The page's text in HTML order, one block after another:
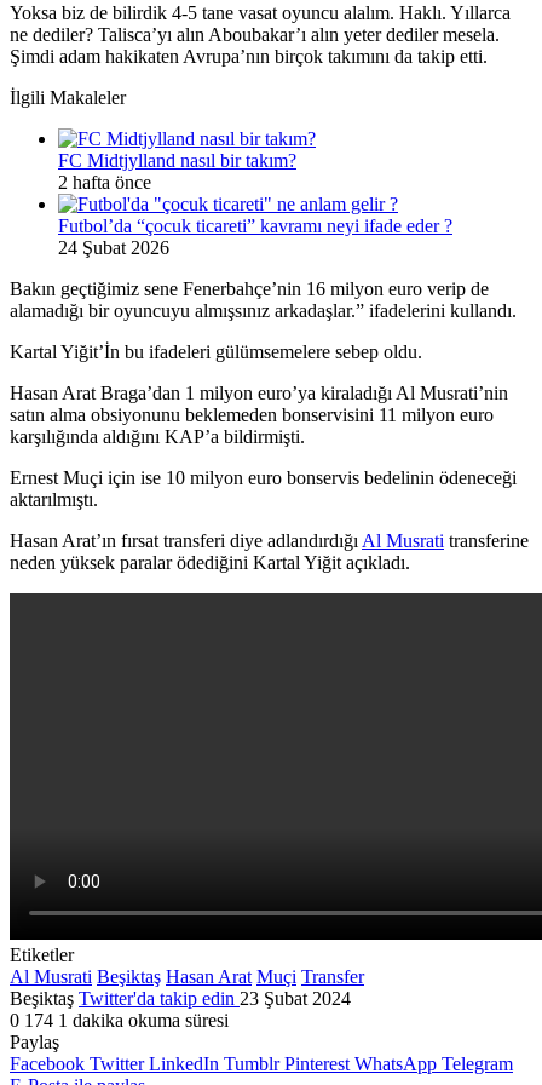
Yoksa biz de bilirdik 4-5 tane vasat oyuncu alalım. Haklı. Yıllarca
ne dediler? Talisca’yı alın Aboubakar’ı alın yeter dediler mesela.
Şimdi adam hakikaten Avrupa’nın birçok takımını da takip etti.
İlgili Makaleler
FC Midtjylland nasıl bir takım?
2 hafta önce
Futbol’da “çocuk ticareti” kavramı neyi ifade eder ?
24 Şubat 2026
Bakın geçtiğimiz sene Fenerbahçe’nin 16 milyon euro verip de
alamadığı bir oyuncuyu almışsınız arkadaşlar.” ifadelerini kullandı.
Kartal Yiğit’İn bu ifadeleri gülümsemelere sebep oldu.
Hasan Arat Braga’dan 1 milyon euro’ya kiraladığı Al Musrati’nin
satın alma obsiyonunu beklemeden bonservisini 11 milyon euro
karşılığında aldığını KAP’a bildirmişti.
Ernest Muçi için ise 10 milyon euro bonservis bedelinin ödeneceği
aktarılmıştı.
Hasan Arat’ın fırsat transferi diye adlandırdığı Al Musrati transferine
neden yüksek paralar ödediğini Kartal Yiğit açıkladı.
Etiketler
Al Musrati Beşiktaş Hasan Arat Muçi Transfer
Beşiktaş Twitter'da takip edin 23 Şubat 2024
0 174 1 dakika okuma süresi
Paylaş
Facebook Twitter LinkedIn Tumblr Pinterest WhatsApp Telegram